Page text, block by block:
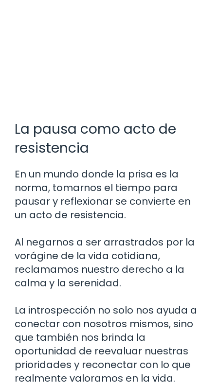
La pausa como acto de
resistencia
En un mundo donde la prisa es la
norma, tomarnos el tiempo para
pausar y reflexionar se convierte en
un acto de resistencia.
Al negarnos a ser arrastrados por la
vorágine de la vida cotidiana,
reclamamos nuestro derecho a la
calma y la serenidad.
La introspección no solo nos ayuda a
conectar con nosotros mismos, sino
que también nos brinda la
oportunidad de reevaluar nuestras
prioridades y reconectar con lo que
realmente valoramos en la vida.